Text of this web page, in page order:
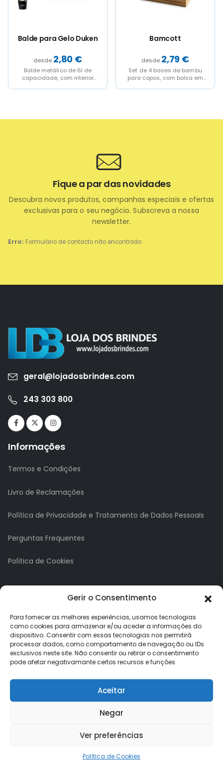
Gerir o Consentimento
Para fornecer as melhores experiências, usamos tecnologias
como cookies para armazenar e/ou aceder a informações do
dispositivo. Consentir com essas tecnologias nos permitirá
processar dados, como comportamento de navegação ou IDs
exclusivos neste site. Não consentir ou retirar o consentimento
pode afetar negativamante certos recursos e funções.
Aceitar
Negar
Ver preferências
Política de Cookies
Bamcott
2,79
Set de 4 bases de bambu
para copos, com bolsa em
COCTELERA
4,13
Capacidade 800 ml. Medidor
40ml.
Erro: Formulário de contacto não encontrado.
Fique a par das novidades
Descubra novos produtos, campanhas especiais e ofertas
exclusivas para o seu negócio. Subscreva a nossa
newsletter.
geral@lojadosbrindes.com
243 303 800
Informações
Termos e Condições
Livro de Reclamações
Política de Privacidade e Tratamento de Dados Pessoais
Perguntas Frequentes
Política de Cookies
A minha conta
A Minha Conta
Histórico de Pedidos
Lista de Desejos
Newsletter
Loja dos Brindes © 2026. Todos os direitos reservados.